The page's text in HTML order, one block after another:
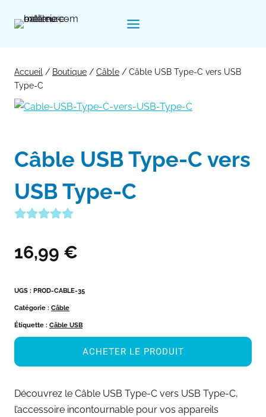
Accueil / Boutique / Câble / Câble USB Type-C vers USB
Type-C
Câble USB Type-C vers
USB Type-C
16,99 €
UGS : PROD-CABLE-35
Catégorie : Câble
Étiquette : Câble USB
ACHETER LE PRODUIT
Découvrez le Câble USB Type-C vers USB Type-C,
l’accessoire incontournable pour vos appareils